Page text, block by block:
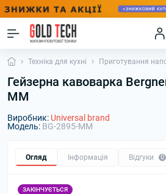
Техніка для кухні Приготування
Гейзерна кавоварка
MM
Виробник: Universal brand
Модель: BG-2895-MM
Огляд Інформація Відгуки 0
ЗАКІНЧУЄТЬСЯ